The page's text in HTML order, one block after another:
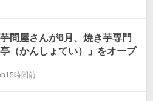
芋問屋さんが6月、焼き芋専門
（かんしょてい）」をオープ
15時間前